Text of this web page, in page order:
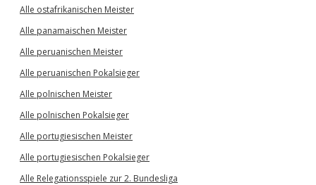
Alle ostafrikanischen Meister
Alle panamaischen Meister
Alle peruanischen Meister
Alle peruanischen Pokalsieger
Alle polnischen Meister
Alle polnischen Pokalsieger
Alle portugiesischen Meister
Alle portugiesischen Pokalsieger
Alle Relegationsspiele zur 2. Bundesliga